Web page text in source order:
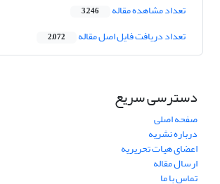
تعداد مشاهده مقاله 3,246
تعداد دریافت فایل اصل مقاله 2,072
دسترسی سریع
صفحه اصلی
درباره نشریه
اعضای هیات تحریریه
ارسال مقاله
تماس با ما